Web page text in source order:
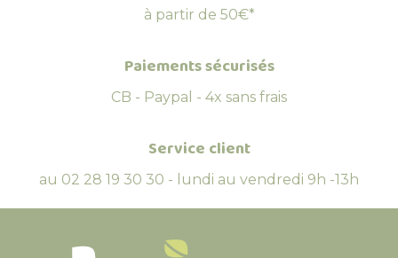
à partir de 50€*
Paiements sécurisés
CB - Paypal - 4x sans frais
Service client
au 02 28 19 30 30 - lundi au vendredi 9h -13h